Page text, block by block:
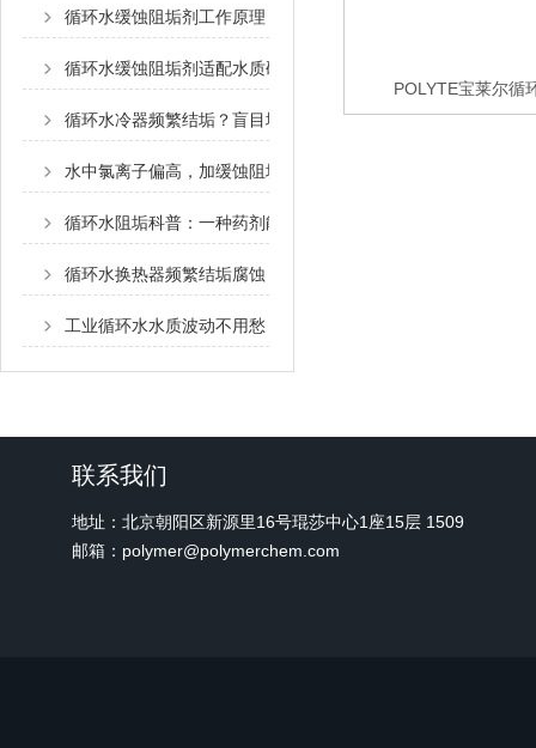
循环水缓蚀阻垢剂工作原理，看懂水处理药剂如何守护管路设备
循环水缓蚀阻垢剂适配水质硬度范围！选型不用盲目试
循环水冷器频繁结垢？盲目增加阻垢剂用量，大多是白费功夫
水中氯离子偏高，加缓蚀阻垢剂，能护住不锈钢设备吗？
循环水阻垢科普：一种药剂能管住碳酸钙、硫酸钙、硅酸镁水
循环水换热器频繁结垢腐蚀？杀菌剂这样搭配，不影响阻垢缓
工业循环水水质波动不用愁！双效药剂选型干货，稳控缓蚀阻垢
POLYTE宝莱尔循
联系我们
地址：北京朝阳区新源里16号琨莎中心1座15层 1509
邮箱：polymer@polymerchem.com